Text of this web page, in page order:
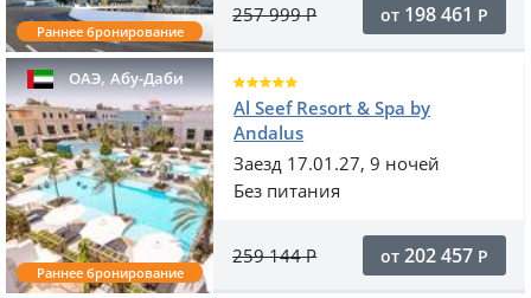
Раннее бронирование
257 999Р от 198 461 Р
ОАЭ,Абу-Даби
Раннее бронирование
Al Seef Resort & Spa by
Andalus
Заезд 17.01.27, 9 ночей
Без питания
259 144Р от 202 457 Р